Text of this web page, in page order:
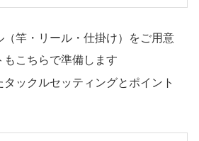
（竿・リール・仕掛け）をご用意
もこちらで準備します
ックルセッティングとポイント